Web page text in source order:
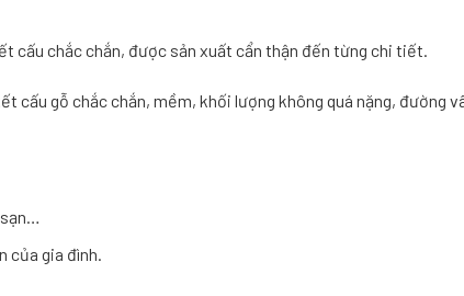
cấu chắc chắn, được sản xuất cẩn thận đến từng chi tiết.
cấu gỗ chắc chắn, mềm, khối lượng không quá nặng, đường
của gia đình.